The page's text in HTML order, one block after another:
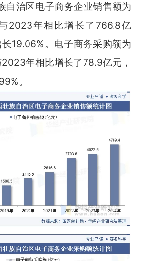
自治区电子商务企业销售额为
2023年相比增长了766.8亿
19.06%。电子商务采购额为
年相比增长了78.9亿元，
。